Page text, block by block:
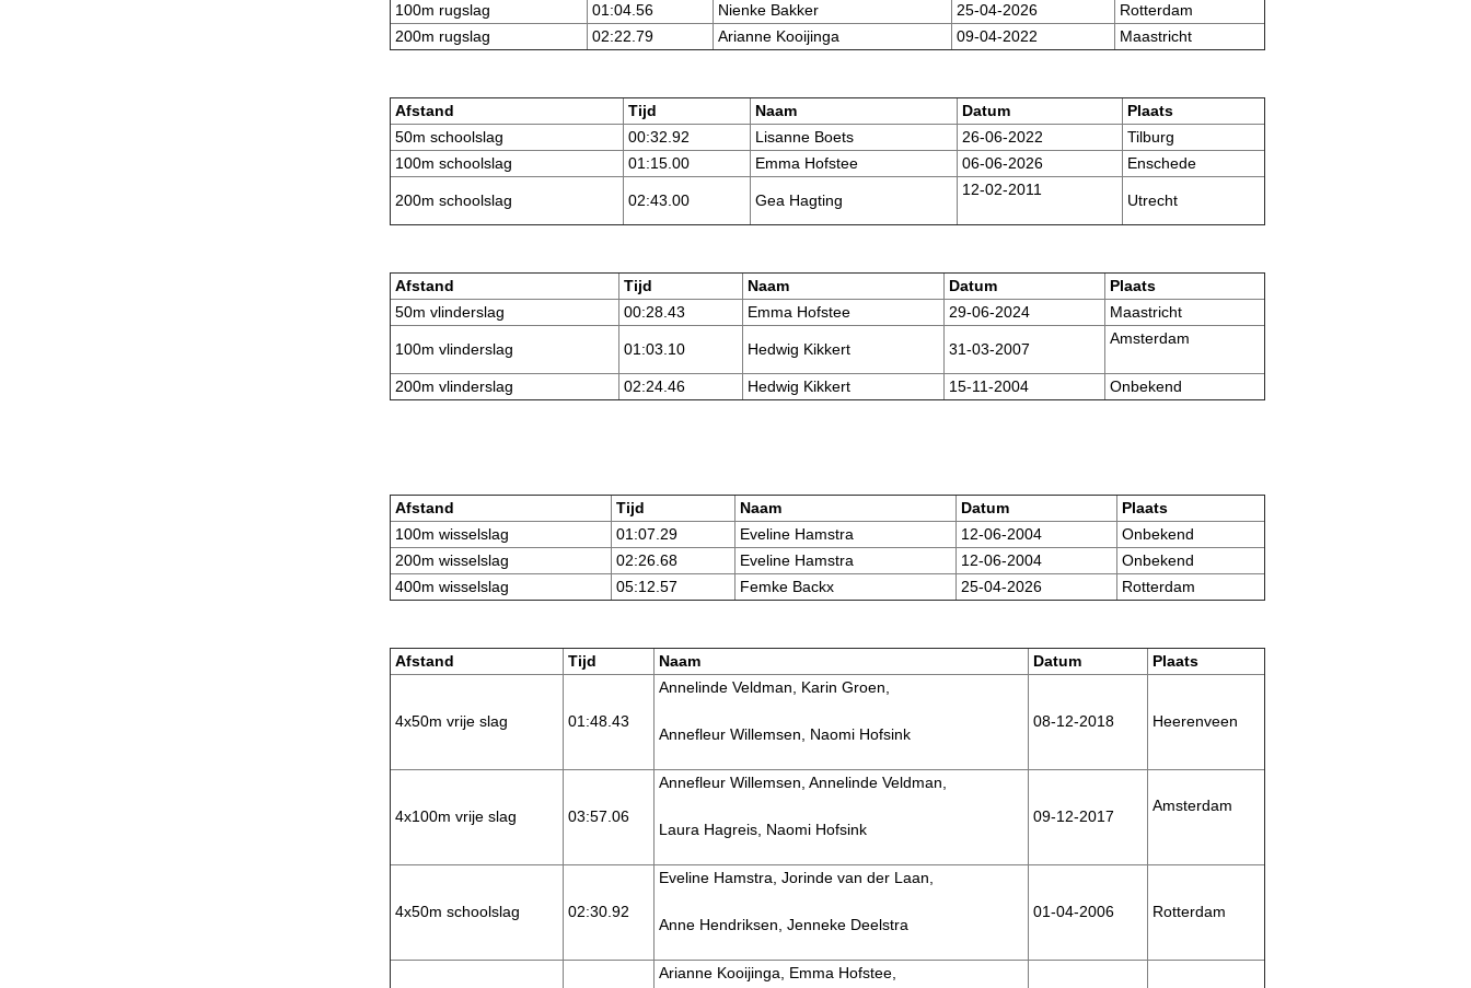
100m rugslag 01:04.56 Nienke Bakker 25-04-2026
Rotterdam
200m rugslag
02:22.79 Arianne Kooijinga 09-04-2022 Maastricht
Afstand Tijd Naam Datum
Plaats
50m schoolslag
00:32.92 Lisanne Boets 26-06-2022
Tilburg
100m schoolslag
01:15.00 Emma Hofstee 06-06-2026 Enschede
200m schoolslag 02:43.00 Gea Hagting
12-02-2011
Utrecht
Afstand Tijd Naam Datum
Plaats
50m vlinderslag
00:28.43 Emma Hofstee 29-06-2024 Maastricht
100m vlinderslag 01:03.10 Hedwig Kikkert 31-03-2007
Amsterdam
200m vlinderslag 02:24.46 Hedwig Kikkert 15-11-2004 Onbekend
Afstand Tijd Naam Datum
Plaats
100m wisselslag
01:07.29 Eveline Hamstra 12-06-2004
Onbekend
200m wisselslag
02:26.68 Eveline Hamstra 12-06-2004
Onbekend
400m wisselslag
05:12.57 Femke Backx 25-04-2026 Rotterdam
Afstand Tijd Naam Datum Plaats
4x50m vrije slag 01:48.43
Annelinde Veldman, Karin Groen,
Annefleur Willemsen, Naomi Hofsink
08-12-2018 Heerenveen
4x100m vrije slag 03:57.06
Annefleur Willemsen, Annelinde Veldman,
Laura Hagreis, Naomi Hofsink
09-12-2017
Amsterdam
4x50m schoolslag 02:30.92
Eveline Hamstra, Jorinde van der Laan,
Anne Hendriksen, Jenneke Deelstra
01-04-2006 Rotterdam
Arianne Kooijinga, Emma Hofstee,